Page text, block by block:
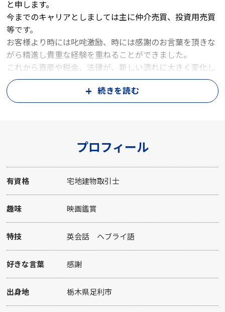
と申します。
今までのキャリアとしましては主に仲介売買、投資用売買
等です。
お客様より時には叱咤激励、時には感謝のお言葉を頂きな
がら精進し貴重な経験を重ねることができました。
これから資産や税金、法律が、新しい流れに大きく変化し
てゆく時代に向けて、お客様の大切な資産をお守りし、
増やす一助になれたらと思っています。
精一杯頑張って参りますのでどうぞ宜しくお願い致しま
続きを読む
プロフィール
有資格 宅地建物取引士
趣味 映画鑑賞
特技 英会話 ヘブライ語
好きな言葉 感謝
出身地 栃木県足利市